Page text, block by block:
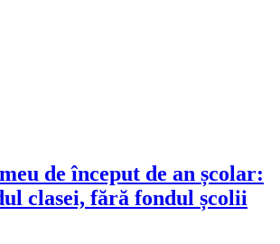
de început de an școlar:
clasei, fără fondul școlii